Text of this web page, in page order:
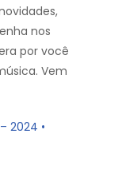
nos
por você
Vem
2024 •